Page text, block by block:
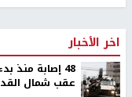
اخر الأخبار
48 إصابة
عقب شمال